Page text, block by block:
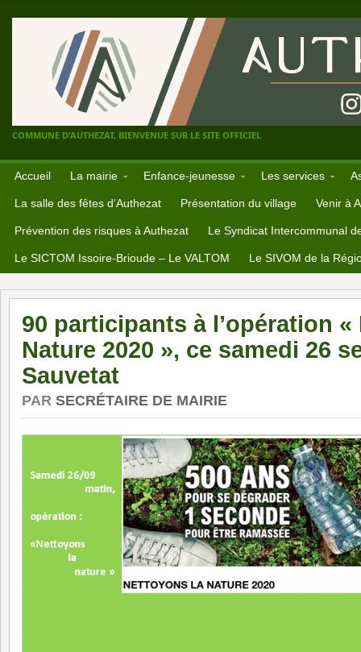
COMMUNE D'AUTHEZAT, BIENVENUE SUR LE SITE OFFICIEL
Accueil La mairie Enfance-jeunesse Les services
La salle des fêtes d’Authezat Présentation du village Venir à
Prévention des risques à Authezat Le Syndicat Intercommunal
Le SICTOM Issoire-Brioude – Le VALTOM Le SIVOM de la
90 participants à l’opération
Nature 2020 », ce samedi 26
Sauvetat
PAR SECRÉTAIRE DE MAIRIE